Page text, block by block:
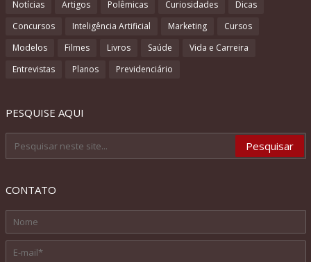
Notícias Artigos Polêmicas Curiosidades
Dicas
Concursos
Inteligência Artificial Marketing
Cursos
Modelos
Filmes Livros Saúde
Vida e Carreira
Entrevistas
Planos Previdenciário
PESQUISE AQUI
CONTATO